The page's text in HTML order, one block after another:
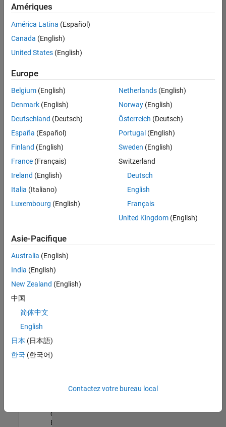
Enregistrer
sélectionnées
Les
descriptions
poste
n’ont
pas
été
traduites.
Effectuez
lieu
pour
l’ensemble
des
opportunités
votre
région.
Senior Software Quality Engineer
Senior
Engineer
qualité |
Expérimenté(e)
Amériques
América Latina (Español)
Canada (English)
United States (English)
Europe
Belgium (English)
Denmark (English)
Deutschland (Deutsch)
España (Español)
Finland (English)
France (Français)
Ireland (English)
Italia (Italiano)
Luxembourg (English)
Netherlands(English)
Norway(English)
Österreich (Deutsch)
Portugal (English)
Sweden (English)
Switzerland
Deutsch
English
Français
United Kingdom(English)
Asie-Pacifique
Australia (English)
India (English)
New Zealand (English)
中国
简体中文
English
日本 (日本語)
한국 (한국어)
Contactez votre bureau local